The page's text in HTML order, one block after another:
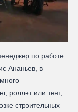
по работе
Ананьев, в
роллет или тент,
строительных